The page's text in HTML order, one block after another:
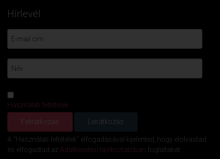
Hírlevél
Használati feltételek
A "Használati feltételek" elfogadásával kijelented, hogy elolvastad
és elfogadtad az Adatkezelési tájékoztatóban foglaltakat.